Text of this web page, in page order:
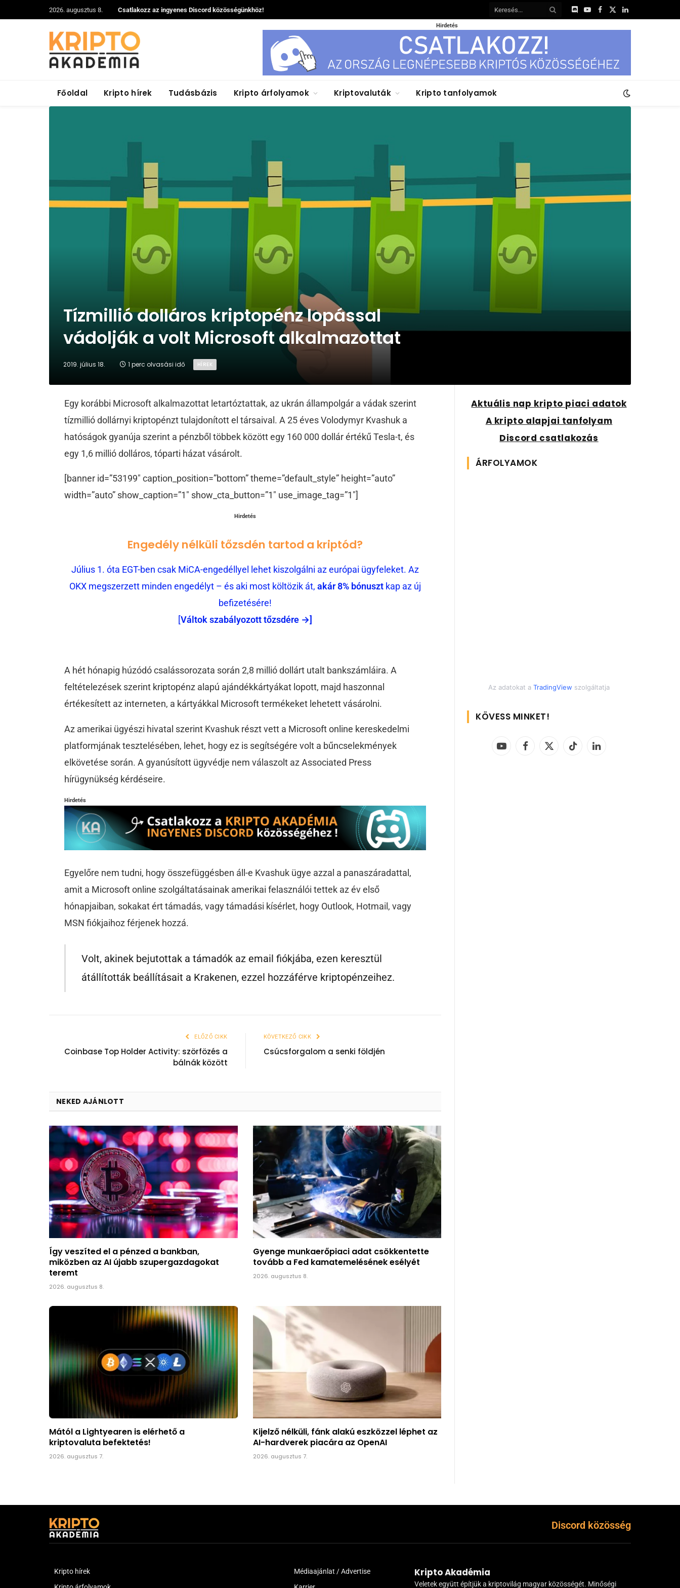
2026. augusztus 8. Csatlakozz az ingyenes Discord közösségünkhöz!
DiscordYouTube
Facebook
X
LinkedIn
Hirdetés
Főoldal Kripto hírek Tudásbázis Kripto árfolyamok Kriptovaluták Kripto tanfolyamok
Tízmillió dolláros kriptopénz lopással
vádolják a volt Microsoft alkalmazottat
2019. július 18. 1 perc olvasási idő HÍREK
Egy korábbi Microsoft alkalmazottat letartóztattak, az ukrán állampolgár a vádak szerint
tízmillió dollárnyi kriptopénzt tulajdonított el társaival. A 25 éves Volodymyr Kvashuk a
hatóságok gyanúja szerint a pénzből többek között egy 160 000 dollár értékű Tesla-t, és
egy 1,6 millió dolláros, tóparti házat vásárolt.
[banner id=”53199″ caption_position=”bottom” theme=”default_style” height=”auto”
width=”auto” show_caption=”1″ show_cta_button=”1″ use_image_tag=”1″]
Hirdetés
Engedély nélküli tőzsdén tartod a kriptód?
Július 1. óta EGT-ben csak MiCA-engedéllyel lehet kiszolgálni az európai ügyfeleket. Az
OKX megszerzett minden engedélyt – és aki most költözik át, akár 8% bónuszt kap az új
befizetésére!
[Váltok szabályozott tőzsdére →]
A hét hónapig húzódó csalássorozata során 2,8 millió dollárt utalt bankszámláira. A
feltételezések szerint kriptopénz alapú ajándékkártyákat lopott, majd haszonnal
értékesített az interneten, a kártyákkal Microsoft termékeket lehetett vásárolni.
Az amerikai ügyészi hivatal szerint Kvashuk részt vett a Microsoft online kereskedelmi
platformjának tesztelésében, lehet, hogy ez is segítségére volt a bűncselekmények
elkövetése során. A gyanúsított ügyvédje nem válaszolt az Associated Press
hírügynükség kérdéseire.
Hirdetés
Egyelőre nem tudni, hogy összefüggésben áll-e Kvashuk ügye azzal a panaszáradattal,
amit a Microsoft online szolgáltatásainak amerikai felasználói tettek az év első
hónapjaiban, sokakat ért támadás, vagy támadási kísérlet, hogy Outlook, Hotmail, vagy
MSN fiókjaihoz férjenek hozzá.
Volt, akinek bejutottak a támadók az email fiókjába, ezen keresztül
átállították beállításait a Krakenen, ezzel hozzáférve kriptopénzeihez.
ELŐZŐ CIKK
Coinbase Top Holder Activity: szörfözés a
bálnák között
KÖVETKEZŐ CIKK
Csúcsforgalom a senki földjén
NEKED AJÁNLOTT
Így veszíted el a pénzed a bankban,
miközben az AI újabb szupergazdagokat
teremt
2026. augusztus 8.
Gyenge munkaerőpiaci adat csökkentette
tovább a Fed kamatemelésének esélyét
2026. augusztus 8.
Mától a Lightyearen is elérhető a
kriptovaluta befektetés!
2026. augusztus 7.
Kijelző nélküli, fánk alakú eszközzel léphet az
AI-hardverek piacára az OpenAI
2026. augusztus 7.
Aktuális nap kripto piaci adatok
A kripto alapjai tanfolyam
Discord csatlakozás
ÁRFOLYAMOK
Az adatokat a TradingView szolgáltatja
KÖVESS MINKET!
YouTubeFacebook
X
TikTok LinkedIn
Discord közösség
Kripto hírek
Médiaajánlat / Advertise
Kripto Akadémia
Veletek együtt építjük a kriptovilág magyar közösségét. Minőségi